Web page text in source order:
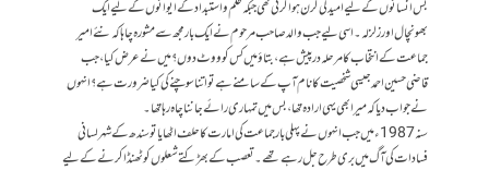
بس انسانوں کے لیے امید کی کرن ہوا کرتی تھی جبکہ ظلم و استبداد کے ایوانوں کے لیے ایک
بھونچال اور زلزلہ۔ اسی لیے جب والد صاحب مرحوم نے ایک بار مجھ سے مشورہ چاہا کہ نئے امیر
جماعت کے انتخاب کا مرحلہ درپیش ہے، بتاؤ میں کس کو ووٹ دوں؟ میں نے عرض کیا، جب
قاضی حسین احمد جیسی شخصیت کا نام آپ کے سامنے ہے تو اتنا سوچنے کی کیا ضرورت ہے؟ انہوں
نے جواب دیا کہ میرا بھی یہی ارادہ تھا، بس میں تمہاری رائے جاننا چاہ رہا تھا۔
سنہ 1987ء میں جب انہوں نے پہلی بار جماعت کی امارت کا حلف اٹھایا تو سندھ کے شہر لسانی
فسادات کی آگ میں بری طرح جل رہے تھے۔ تعصب کے بھڑکتے شعلوں کو ٹھنڈا کرنے کے لیے